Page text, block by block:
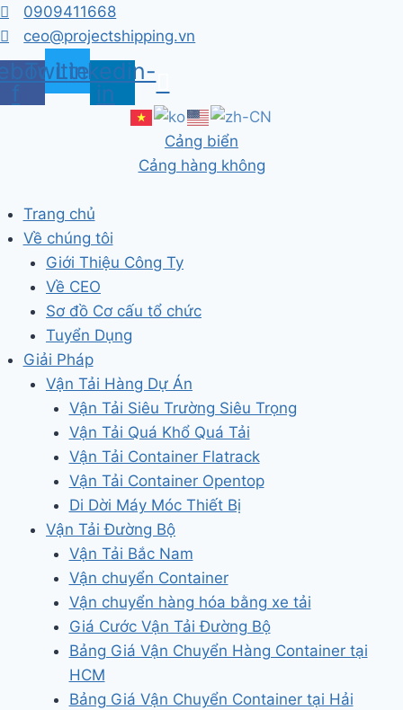
Skip
to
content
0909411668
ceo@projectshipping.vn
f
Twitter
Linkedin-
in
Cảng biển
Cảng hàng không
Trang chủ
Về chúng tôi
Giới Thiệu Công Ty
Về CEO
Sơ đồ Cơ cấu tổ chức
Tuyển Dụng
Giải Pháp
Vận Tải Hàng Dự Án
Vận Tải Siêu Trường Siêu Trọng
Vận Tải Quá Khổ Quá Tải
Vận Tải Container Flatrack
Vận Tải Container Opentop
Di Dời Máy Móc Thiết Bị
Vận Tải Đường Bộ
Vận Tải Bắc Nam
Vận chuyển Container
Vận chuyển hàng hóa bằng xe tải
Giá Cước Vận Tải Đường Bộ
Bảng Giá Vận Chuyển Hàng Container tại
HCM
Bảng Giá Vận Chuyển Container tại Hải